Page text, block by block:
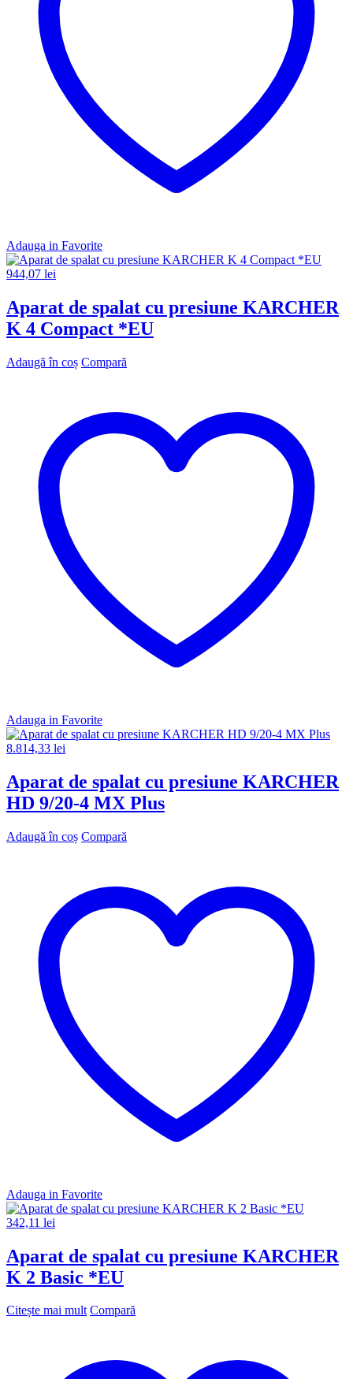
Adauga in Favorite
944,07 lei
Aparat de spalat cu presiune KARCHER
K 4 Compact *EU
Adaugă în coș Compară
Adauga in Favorite
8.814,33 lei
Aparat de spalat cu presiune KARCHER
HD 9/20-4 MX Plus
Adaugă în coș Compară
Adauga in Favorite
342,11 lei
Aparat de spalat cu presiune KARCHER
K 2 Basic *EU
Citește mai mult Compară